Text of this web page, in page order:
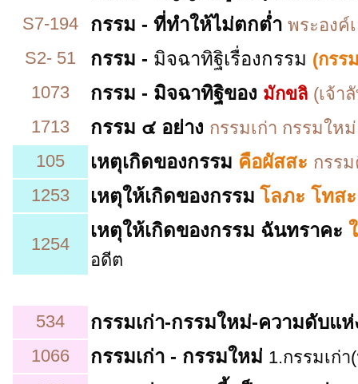
S7-194 กรรม - ที่ทำให้ไม่ตกต่ำ พระองค์
S2- 51
กรรม - มิจฉาทิฐิเรื่องกรรม (กรร
1073
กรรม - มิจฉาทิฐิของ มักขลิ (เจ้า
1713
กรรม ๔ อย่าง กรรมเก่า กรรมใ
105
เหตุเกิดของกรรม คือผัสสะ กรร
1253
เหตุให้เกิดของกรรม โลภะ โทส
1254
เหตุให้เกิดของกรรม ฉันทราคะ
อดีต
534 กรรมเก่า-กรรมใหม่-ความดับแ
1066 กรรมเก่า - กรรมใหม่ 1.กรรมเก่